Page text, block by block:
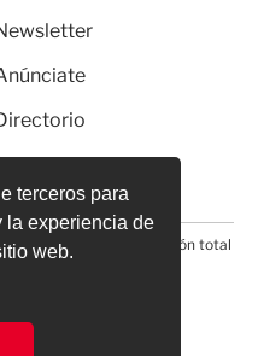
terceros para
la experiencia de
web.
Prohibida la reproducción total
medio electrónico*